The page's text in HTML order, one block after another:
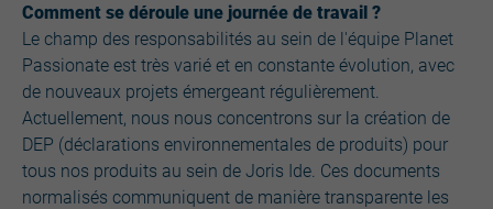
Comment se déroule une journée de travail ?
Le champ des responsabilités au sein de l'équipe Planet
Passionate est très varié et en constante évolution, avec
de nouveaux projets émergeant régulièrement.
Actuellement, nous nous concentrons sur la création de
DEP (déclarations environnementales de produits) pour
tous nos produits au sein de Joris Ide. Ces documents
normalisés communiquent de manière transparente les